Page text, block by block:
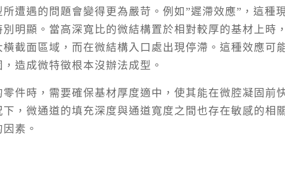
遭遇的問題會變得更為嚴苛。例如”遲滯效應”，這種
明顯。當高深寬比的微結構置於相對較厚的基材上時
截面區域，而在微結構入口處出現停滯。這種效應可
造成微特徵根本沒辦法成型。
件時，需要確保基材厚度適中，使其能在微腔凝固前
，微通道的填充深度與通道寬度之間也存在敏感的相關
素。